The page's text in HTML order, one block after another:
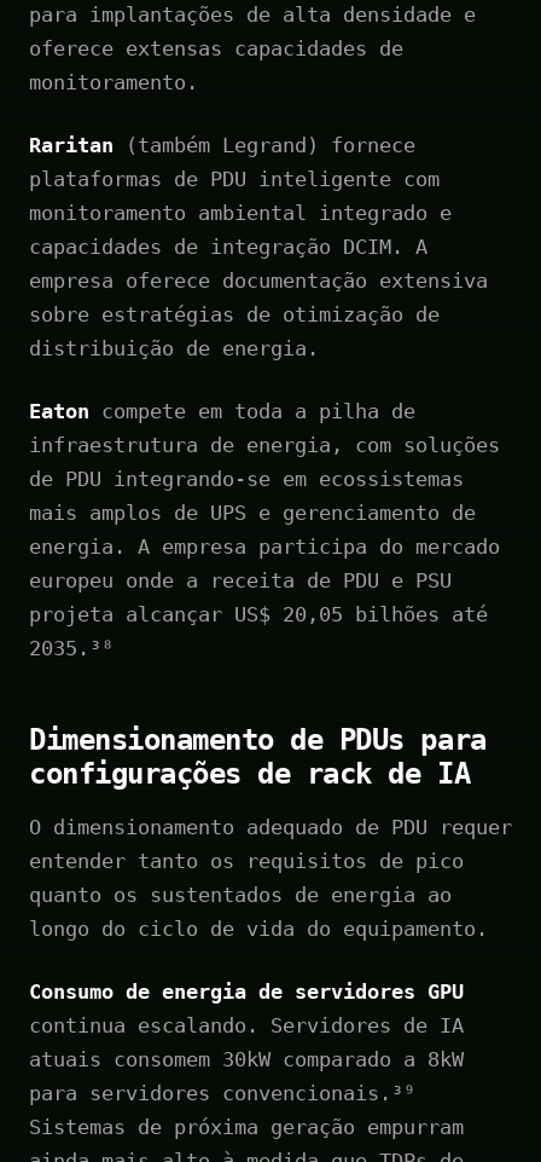
para implantações de alta densidade e
oferece extensas capacidades de
monitoramento.
Raritan (também Legrand) fornece
plataformas de PDU inteligente com
monitoramento ambiental integrado e
capacidades de integração DCIM. A
empresa oferece documentação extensiva
sobre estratégias de otimização de
distribuição de energia.
Eaton compete em toda a pilha de
infraestrutura de energia, com soluções
de PDU integrando-se em ecossistemas
mais amplos de UPS e gerenciamento de
energia. A empresa participa do mercado
europeu onde a receita de PDU e PSU
projeta alcançar US$ 20,05 bilhões até
2035.³⁸
Dimensionamento de PDUs para
configurações de rack de IA
O dimensionamento adequado de PDU requer
entender tanto os requisitos de pico
quanto os sustentados de energia ao
longo do ciclo de vida do equipamento.
Consumo de energia de servidores GPU
continua escalando. Servidores de IA
atuais consomem 30kW comparado a 8kW
para servidores convencionais.³⁹
Sistemas de próxima geração empurram